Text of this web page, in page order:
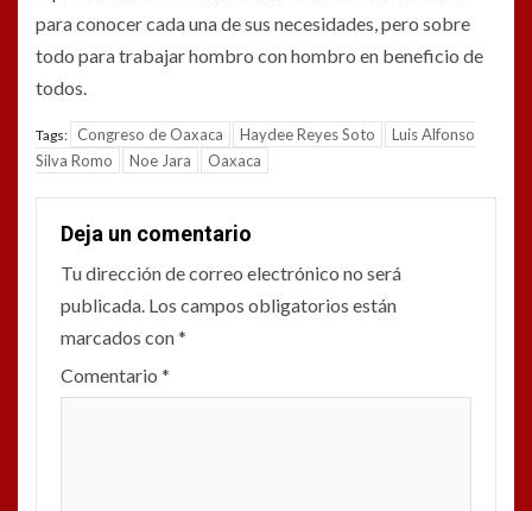
para conocer cada una de sus necesidades, pero sobre
todo para trabajar hombro con hombro en beneficio de
todos.
Tags: Congreso de Oaxaca Haydee Reyes Soto
Luis Alfonso
Silva Romo
Noe Jara Oaxaca
Deja un comentario
Tu dirección de correo electrónico no será
publicada. Los campos obligatorios están
marcados con*
Comentario *